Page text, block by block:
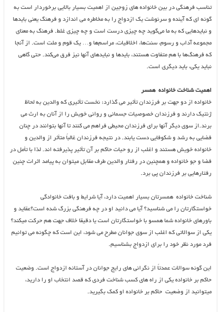
تناسب فرهنگی در بین خانواده های زوجین از اهمیت بسیار بالایی برخوردار است به
گونه ای که آینده و سرنوشت یک ازدواج را به مخاطره می اندازد و فرهنگ یعنی بایدها
و نبایدهایی که به ما می‌گوید چه چیزی درست است و چه چیزی غلط. فرهنگ به ‌معنای
مجموعه آداب و رسوم، سنت‌ها، اخلاقیات، مراسم‌ها و… یک قوم و ملت است. از آنجا
که فرهنگ‌ها با هم متفاوت هستند، بایدها و نبایدهای آنها نیز فرق می‌کند. حتی گاهی
نباید یکی، باید دیگری است.
اهمیت شناخت خانواده همسر
خانواده از دو جهت بر فرزندان تأثیر می گذارد: نخست تأثیری که والدین به لحاظ
ژنتیک دارند و فرزندان خصوصیات جسمانی و روانی خویش را از آنان به ارث می
برند.از سوی دیگر آنها برای فرزندان محیطی فراهم می کنند تا آنها بتوانند در چنان
فضایی به رشد و شکوفایی دست یابند. در نتیجه فرزندان غالباً متأثر از والدین و
خانواده خویش هستند و اغلب از رو حیات حاکم بر آن تأثیر پذیرفته اند. لذا با تأمل در
فضا و جو خانواده و همچنین در رفتار والدین طرف مقابل میتوان به پیامد اثرات چنین
رفتارهایی بر فرزندان پی برد.
شناخت خانواده همسرتان بسیار اهمیت دارد، آیا شرایط و بافت خانوادگی
خواستگارتان را می شناسید؟ آیا می دانید او در چه فرهنگی بزرگ شده است؟عقاید و
باورهای خانواده شما همسو با خواستگارتان است یا دقیقا خلاف جهت هم حرکت میکند؟
یکی از سوالاتی که اغلب از سوی جوانان مطرح می شود، این است که چگونه می توانیم
فرد مورد نظر خود را برای ازدواج بشناسیم.
این گونه سوالات عمدتاً از نگرانی های رایج جوانان در آستانه ازدواج است. وضعیت
حاکم بر خانواده یکی از راه های کسب شناخت فردی که قصد انتخاب او را دارید،
میتوانید از وضعیت حاکم بر خانواده او کمک بگیرید.